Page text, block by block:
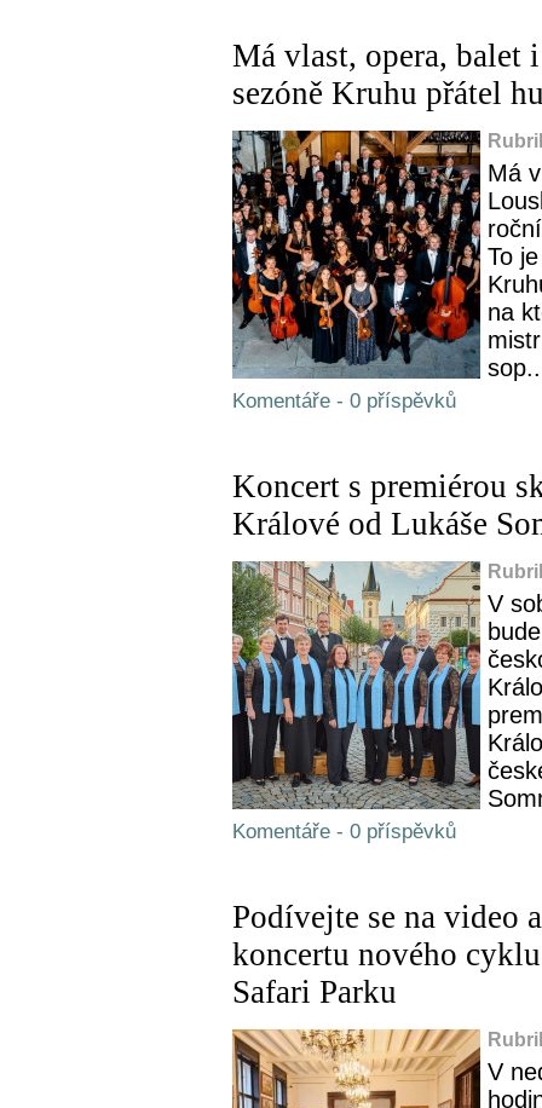
Má vlast, opera, balet
sezóně Kruhu přátel
Má
To
na
Komentáře - 0 příspěvků
Koncert s premiérou
Králové od Lukáše
V
Komentáře - 0 příspěvků
Podívejte se na video
koncertu nového
Safari Parku
V